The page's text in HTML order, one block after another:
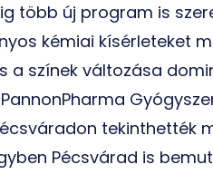
több új program is
kémiai kísérleteket
a színek változása
tekinthették
Pécsvárad is